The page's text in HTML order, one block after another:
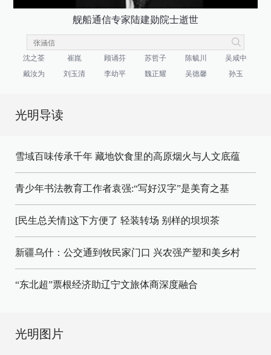
舰船通信专家陆建勋院士逝世
沈之荃 崔崑 顾诵芬 苏哲子 陈毓川
吴咸中
戴汝为
刘玉清 李幼平 魏正耀 吴德馨 孙玉
光明导读
雪域百味传承千年 藏地饮食里的高原烟火与人文底蕴
青少年书法教育工作者袁强:“写好汉字”是美育之基
[民生总关情]这下方便了 轻装转场 别样的坝坝茶
新疆乌什：公交通到牧民家门口 兴农强产塑和美乡村
“东北超”票根经济助辽宁文旅体商深度融合
光明图片